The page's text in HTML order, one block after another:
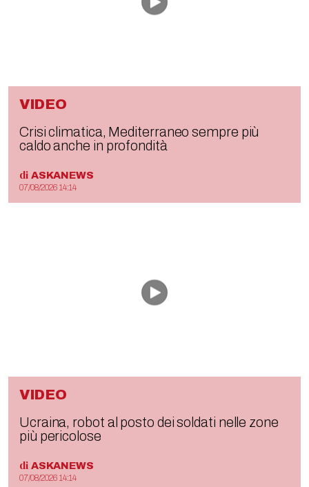
VIDEO
Crisi climatica, Mediterraneo sempre più
caldo anche in profondità
di ASKANEWS
07/08/2026 14:14
VIDEO
Ucraina, robot al posto dei soldati nelle zone
più pericolose
di ASKANEWS
07/08/2026 14:14